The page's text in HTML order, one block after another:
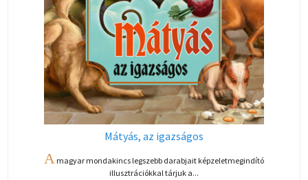
Mátyás, az igazságos
A magyar mondakincs legszebb darabjait képzeletmegindító
illusztrációkkal tárjuk a...